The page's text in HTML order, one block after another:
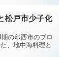
松戸市少子化
の印西市のブロ
、地中海料理と